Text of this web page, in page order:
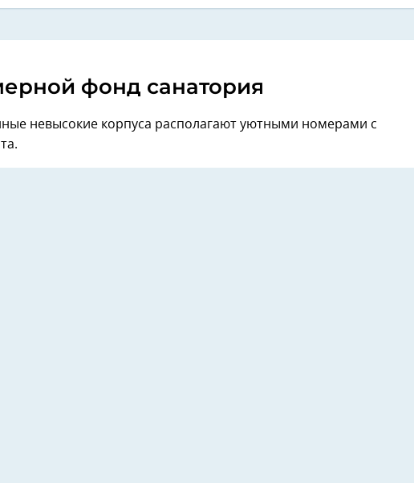
фонд санатория
невысокие корпуса располагают уютными номерами с